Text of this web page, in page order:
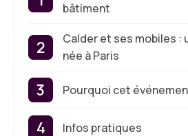
bâtiment
Calder et ses mobiles :
née à Paris
Pourquoi cet
Infos pratiques